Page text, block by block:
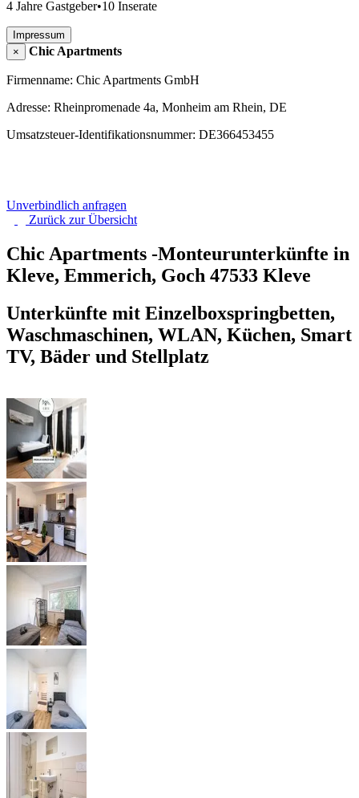
4 Jahre Gastgeber•10 Inserate
Impressum
×
Chic Apartments
Firmenname: Chic Apartments GmbH
Adresse: Rheinpromenade 4a, Monheim am Rhein, DE
Umsatzsteuer-Identifikationsnummer: DE366453455
Unverbindlich anfragen
Zurück zurÜbersicht
Chic Apartments -Monteurunterkünfte in
Kleve, Emmerich, Goch 47533 Kleve
Unterkünfte mit Einzelboxspringbetten,
Waschmaschinen, WLAN, Küchen, Smart
TV, Bäder und Stellplatz